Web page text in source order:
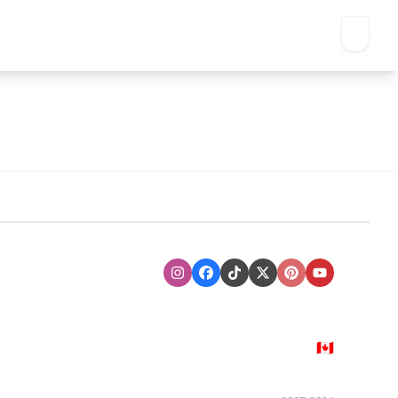
InstagramFacebook
TikTokXTwitter
PinterestYoutube
🇨🇦